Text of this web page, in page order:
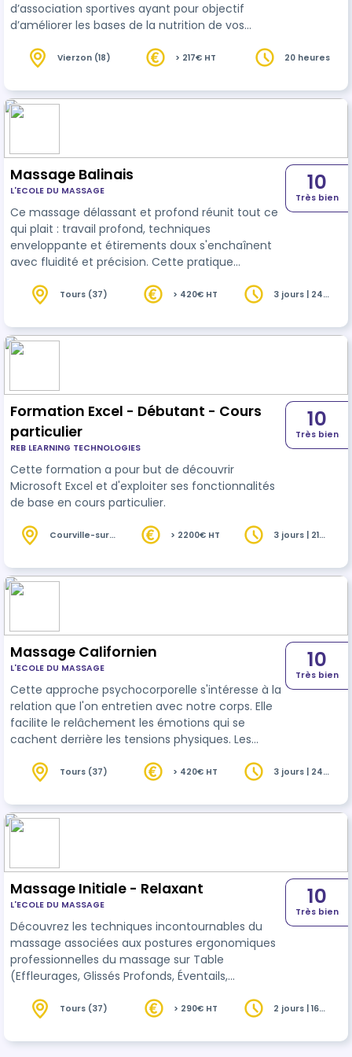
d’association sportives ayant pour objectif
d’améliorer les bases de la nutrition de vos
Vierzon (18) > 217€ HT 20 heures
Massage Balinais
L'ECOLE DU MASSAGE
Ce massage délassant et profond réunit tout ce
qui plait : travail profond, techniques
enveloppante et étirements doux s'enchaînent
avec fluidité et précision. Cette pratique
praticien et satisfait les attentes des clients les
10
Très bien
Tours (37) > 420€ HT
3 jours | 24
Formation Excel - Débutant - Cours
particulier
REB LEARNING TECHNOLOGIES
Cette formation a pour but de découvrir
Microsoft Excel et d'exploiter ses fonctionnalités
de base en cours particulier.
10
Très bien
Courville-sur-
> 2200€ HT
3 jours | 21
Massage Californien
L'ECOLE DU MASSAGE
Cette approche psychocorporelle s'intéresse à la
relation que l'on entretien avec notre corps. Elle
facilite le relâchement les émotions qui se
cachent derrière les tensions physiques. Les
nourrissent le côté féminin présent en chacun et
bienveillance et le non-jugement.
10
Très bien
Tours (37) > 420€ HT
3 jours | 24
Massage Initiale - Relaxant
L'ECOLE DU MASSAGE
Découvrez les techniques incontournables du
massage associées aux postures ergonomiques
professionnelles du massage sur Table
(Effleurages, Glissés Profonds, Éventails,
comment choisir votre matériel et les produits de
respectueuse de l'intimité et du confort du
10
Très bien
Tours (37) > 290€ HT
2 jours | 16